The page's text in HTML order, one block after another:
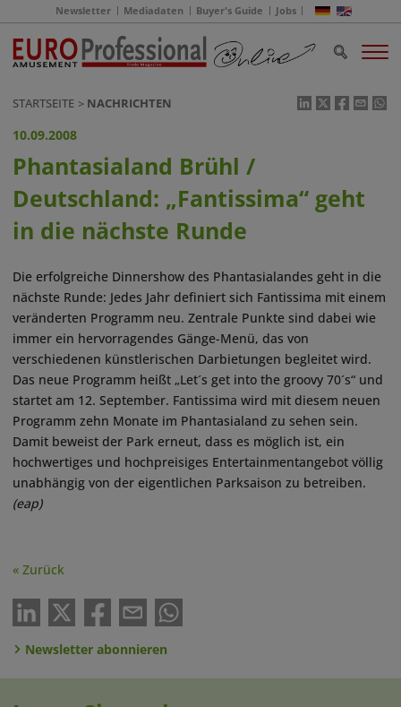
Newsletter Mediadaten Buyer's Guide Jobs
STARTSEITE NACHRICHTEN
10.09.2008
Phantasialand Brühl /
Deutschland: „Fantissima“ geht
in die nächste Runde
Die erfolgreiche Dinnershow des Phantasialandes geht in die
nächste Runde: Jedes Jahr definiert sich Fantissima mit einem
veränderten Programm neu. Zentrale Punkte sind dabei wie
immer ein hervorragendes Gänge-Menü, das von
verschiedenen künstlerischen Darbietungen begleitet wird.
Das neue Programm heißt „Let´s get into the groovy 70´s“ und
startet am 12. September. Fantissima wird mit diesem neuen
Programm zehn Monate im Phantasialand zu sehen sein.
Damit beweist der Park erneut, dass es möglich ist, ein
hochwertiges und hochpreisiges Entertainmentangebot völlig
unabhängig von der eigentlichen Parksaison zu betreiben.
(eap)
« Zurück
Newsletter abonnieren